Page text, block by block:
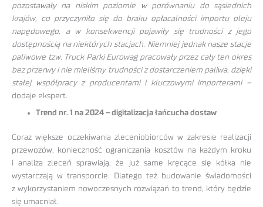
pozostawały na niskim poziomie w porównaniu do sąsiednich
krajów, co przyczyniło się do braku opłacalności importu oleju
napędowego, a w konsekwencji pojawiły się trudności z jego
dostępnością na niektórych stacjach. Niemniej jednak nasze stacje
paliwowe tzw. Truck Parki Eurowag pracowały przez cały ten okres
bez przerwy i nie mieliśmy trudności z dostarczeniem paliwa, dzięki
stałej współpracy z producentami i kluczowymi importerami –
dodaje ekspert.
Trend nr. 1 na 2024 – digitalizacja łańcucha dostaw
Coraz większe oczekiwania zleceniobiorców w zakresie realizacji
przewozów, konieczność ograniczania kosztów na każdym kroku
i analiza zleceń sprawiają, że już same kręcące się kółka nie
wystarczają w transporcie. Dlatego też budowanie świadomości
z wykorzystaniem nowoczesnych rozwiązań to trend, który będzie
się umacniał.